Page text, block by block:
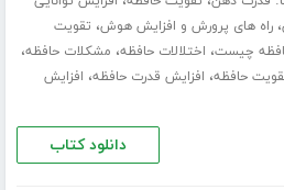
،راه های پرورش و افزایش هوش، تقویت
چیست، اختلالات حافظه، مشکلات حافظه،
حافظه، افزایش قدرت حافظه، افزایش
دانلود کتاب